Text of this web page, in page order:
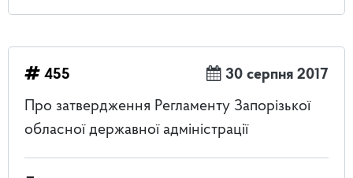
455
30 серпня 2017
Про затвердження Регламенту Запорізької
обласної державної адміністрації